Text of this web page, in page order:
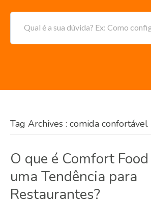
Qual é a sua dúvida? Ex: Como
Tag Archives : comida confortável
O que é Comfort
uma Tendência para
Restaurantes?